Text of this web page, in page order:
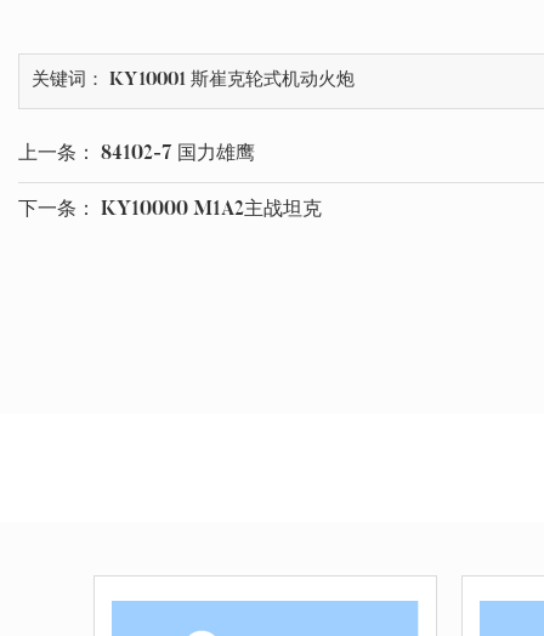
关键词： KY10001 斯崔克轮式机动火炮
上一条： 84102-7 国力雄鹰
下一条： KY10000 M1A2主战坦克